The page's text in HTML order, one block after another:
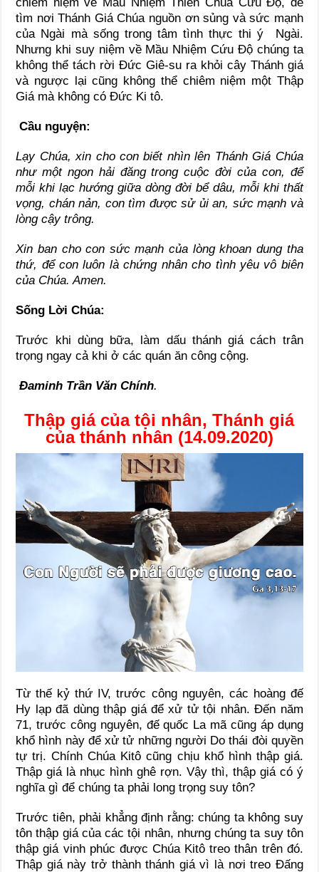
tìm nơi Thánh Giá Chúa nguồn ơn sủng và sức mạnh
của Ngài mà sống trong tâm tình thực thi ý Ngài.
Nhưng khi suy niệm về Mầu Nhiệm Cứu Độ chúng ta
không thể tách rời Đức Giê-su ra khỏi cây Thánh giá
và ngược lại cũng không thể chiêm niệm một Thập
Giá mà không có Đức Ki tô.
Cầu nguyện:
Lạy Chúa, xin cho con biết nhìn lên Thánh Giá Chúa
như một ngon hải đăng trong cuộc đời của con, để
mỗi khi lạc hướng giữa dòng đời bể dâu, mỗi khi thất
vọng, chán nản, con tìm được sử ủi an, sức mạnh và
lòng cậy trông.
Xin ban cho con sức mạnh của lòng khoan dung tha
thứ, để con luôn là chứng nhân cho tình yêu vô biên
của Chúa. Amen.
Sống Lời Chúa:
Trước khi dùng bữa, làm dấu thánh giá cách trân
trọng ngay cả khi ở các quán ăn công cộng.
Đaminh Trần Văn Chính.
Thập giá của tội nhân, Thánh giá
của thánh nhân (14.09.2020)
Từ thế kỷ thứ IV, trước công nguyên, các hoàng đế
Hy lạp đã dùng thập giá để xử tử tội nhân. Đến năm
71, trước công nguyên, đế quốc La mã cũng áp dụng
khổ hình này để xử tử những người Do thái đòi quyền
tự trị. Chính Chúa Kitô cũng chịu khổ hình thập giá.
Thập giá là nhục hình ghê rợn. Vậy thì, thập giá có ý
nghĩa gì để chúng ta phải long trọng suy tôn?
Trước tiên, phải khẳng định rằng: chúng ta không suy
tôn thập giá của các tội nhân, nhưng chúng ta suy tôn
thập giá vinh phúc được Chúa Kitô treo thân trên đó.
Thập giá này trở thành thánh giá vì là nơi treo Đấng